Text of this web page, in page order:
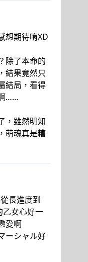
想期待唷XD
除了本命的
結果竟然只
結局，看得
……
，雖然明知
萌魂真是糟
長進度到
乙女心好一
愛啊
ーシャル好